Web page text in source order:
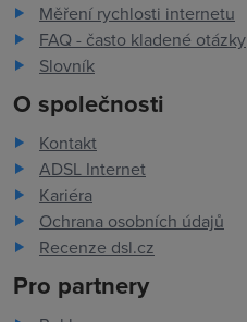
Měření rychlosti internetu
FAQ - často kladené otázky
Slovník
O společnosti
Kontakt
ADSL Internet
Kariéra
Ochrana osobních údajů
Recenze dsl.cz
Pro partnery